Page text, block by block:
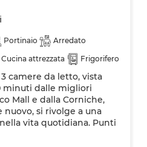
Portinaio
Arredato
Cucina attrezzata
Frigorifero
camere da letto, vista
minuti dalle migliori
Mall e dalla Corniche,
si rivolge a una
vita quotidiana. Punti